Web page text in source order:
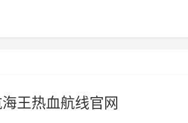
王热血航线官网